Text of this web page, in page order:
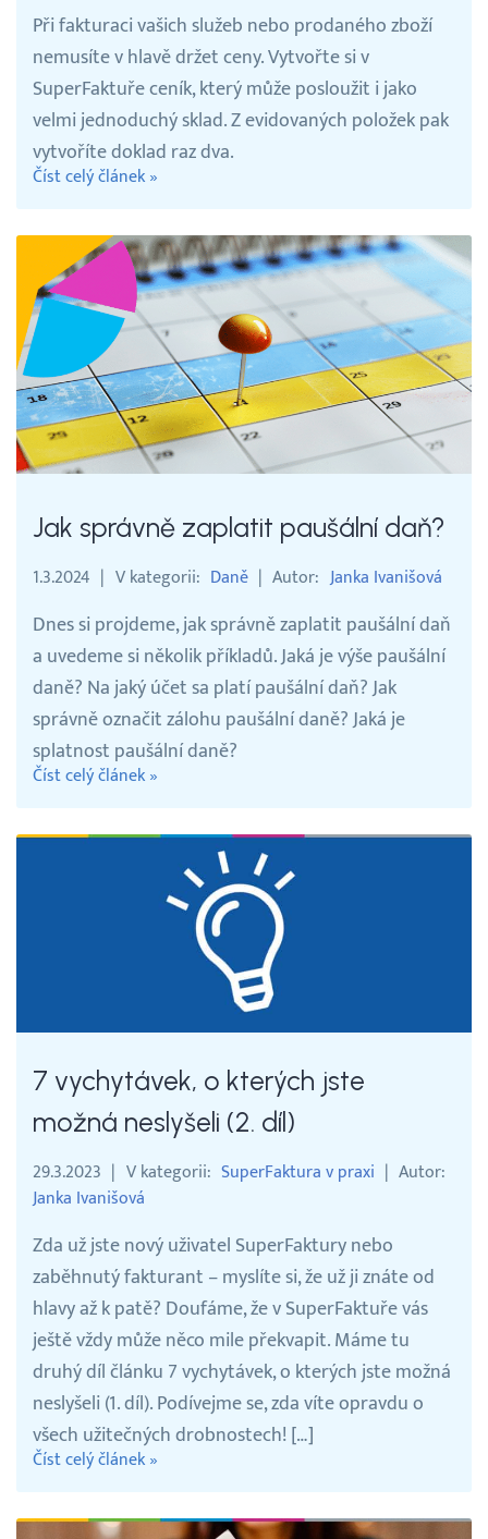
30 DNÍ ZDARMA
Přihlášení
Při fakturaci vašich služeb nebo prodaného zboží
nemusíte v hlavě držet ceny. Vytvořte si v
SuperFaktuře ceník, který může posloužit i jako
velmi jednoduchý sklad. Z evidovaných položek pak
vytvoříte doklad raz dva.
Číst celý článek »
Jak správně zaplatit paušální daň?
1.3.2024 V kategorii Daně Autor Janka Ivanišová
Dnes si projdeme, jak správně zaplatit paušální daň
a uvedeme si několik příkladů. Jaká je výše paušální
daně? Na jaký účet sa platí paušální daň? Jak
správně označit zálohu paušální daně? Jaká je
splatnost paušální daně?
Číst celý článek »
7 vychytávek, o kterých jste
možná neslyšeli (2. díl)
29.3.2023 V kategorii SuperFaktura v praxi
Autor
Janka Ivanišová
Zda už jste nový uživatel SuperFaktury nebo
zaběhnutý fakturant – myslíte si, že už ji znáte od
hlavy až k patě? Doufáme, že v SuperFaktuře vás
ještě vždy může něco mile překvapit. Máme tu
druhý díl článku 7 vychytávek, o kterých jste možná
neslyšeli (1. díl). Podívejme se, zda víte opravdu o
všech užitečných drobnostech! […]
Číst celý článek »